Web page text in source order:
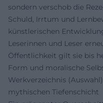
sondern verschob die
Schuld, Irrtum und
künstlerischen
Leserinnen und Leser
Öffentlichkeit gilt sie bis
Form und moralische
Werkverzeichnis
mythischen Tiefenschicht